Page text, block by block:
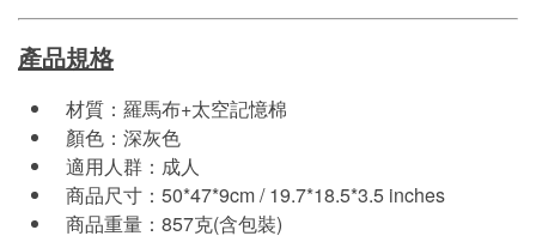
產品規格
材質：羅馬布+太空記憶棉
顏色：深灰色
適用人群：成人
商品尺寸：50*47*9cm / 19.7*18.5*3.5 inches
商品重量：857克(含包裝)